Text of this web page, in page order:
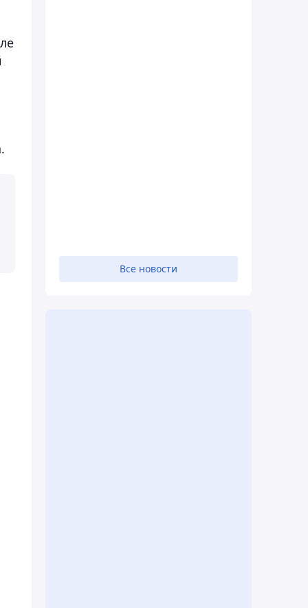
Все новости